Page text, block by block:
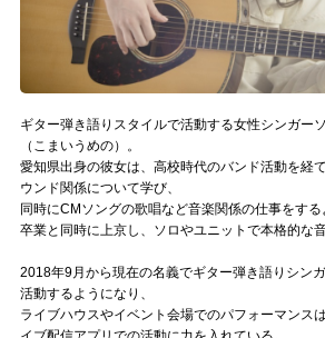
muevoコミュニティ
ぶいクラ！by muevo
ぶいコミュ！by muevo
ぶいマガ！ by muevo
Follow us
Official SNS
ギター弾き語りスタイルで活動する女性シンガー
（こまいうめの）。
愛知県出身の彼女は、高校時代のバンド活動を経
ウンド関係について学び、
同時にCMソングの歌唱など音楽関係の仕事をする
卒業と同時に上京し、ソロやユニットで本格的な
2018年9月から現在の名義でギター弾き語りシン
活動するようになり、
ライブハウスやイベント会場でのパフォーマンス